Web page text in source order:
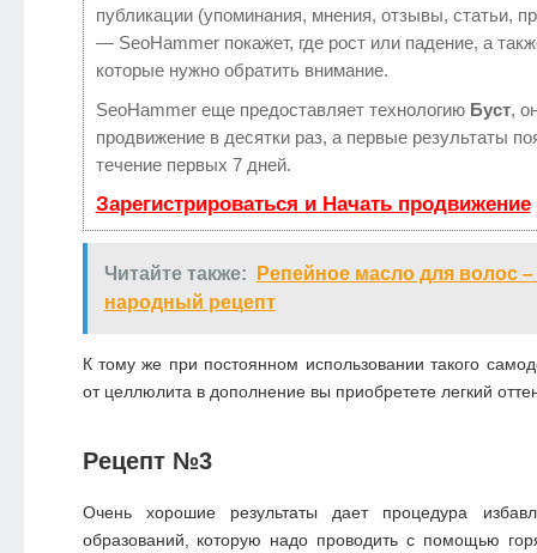
публикации (упоминания, мнения, отзывы, статьи,
— SeoHammer покажет, где рост или падение, а
которые нужно обратить внимание.
SeoHammer еще предоставляет технологию Буст,
продвижение в десятки раз, а первые результаты
течение первых 7 дней.
Зарегистрироваться и Начать продвижение
Читайте также:
Репейное масло для волос
народный рецепт
К тому же при постоянном использовании такого
от целлюлита в дополнение вы приобретете легкий
Рецепт №3
Очень хорошие результаты дает процедура
образований, которую надо проводить с помощью